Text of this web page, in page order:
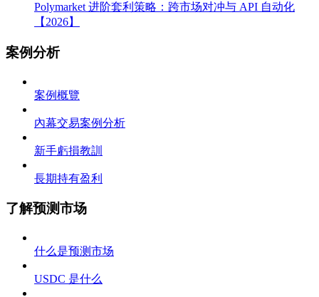
Polymarket 进阶套利策略：跨市场对冲与 API 自动化
【2026】
案例分析
案例概覽
內幕交易案例分析
新手虧損教訓
長期持有盈利
了解预测市场
什么是预测市场
USDC 是什么